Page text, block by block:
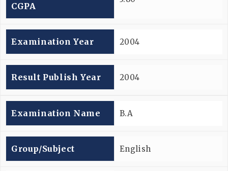
CGPA
Examination Year 2004
Result Publish Year 2004
Examination Name B.A
Group/subject English